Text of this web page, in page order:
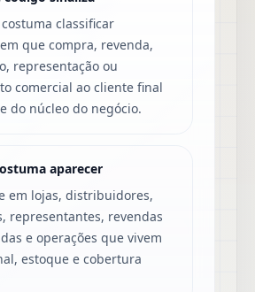
costuma classificar
que compra, revenda,
representação ou
comercial ao cliente final
do núcleo do negócio.
aparecer
em lojas, distribuidores,
representantes, revendas
e operações que vivem
estoque e cobertura